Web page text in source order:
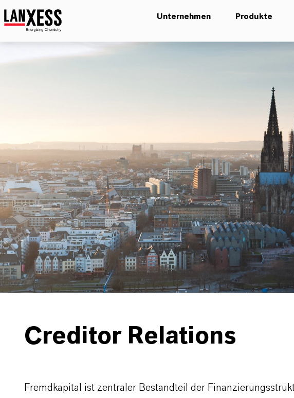
Unternehmen Produkte
Creditor Relations
Fremdkapital ist zentraler Bestandteil der